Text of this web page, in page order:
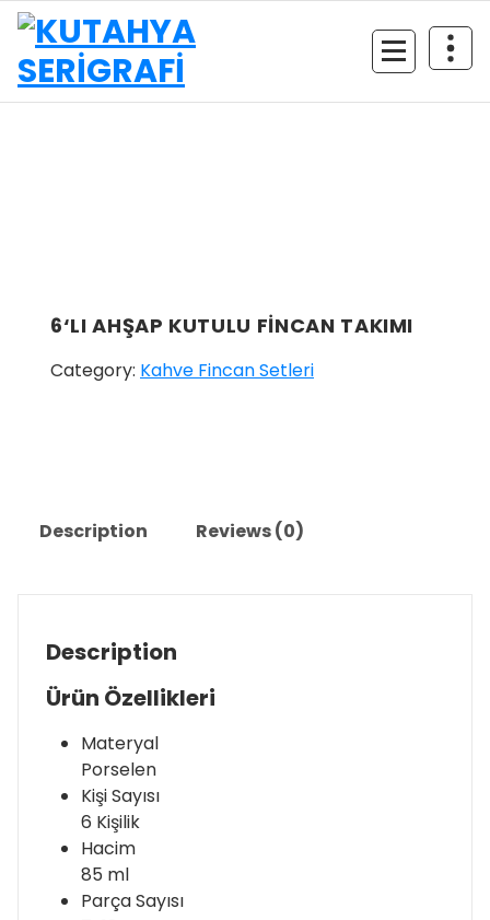
İçeriğe
geç
6‘LI AHŞAP KUTULU FİNCAN TAKIMI
Category: Kahve Fincan Setleri
Description Reviews (0)
Description
Ürün Özellikleri
Materyal
Porselen
Kişi Sayısı
6 Kişilik
Hacim
85 ml
Parça Sayısı